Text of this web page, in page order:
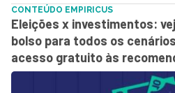
CONTEÚDO EMPIRICUS
Eleições x investimentos:
bolso para todos os
acesso gratuito às